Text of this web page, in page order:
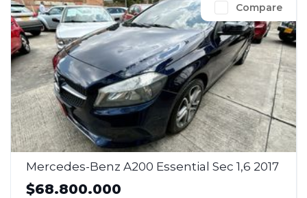
Compare
Mercedes-Benz A200 Essential Sec 1,6 2017
$68.800.000